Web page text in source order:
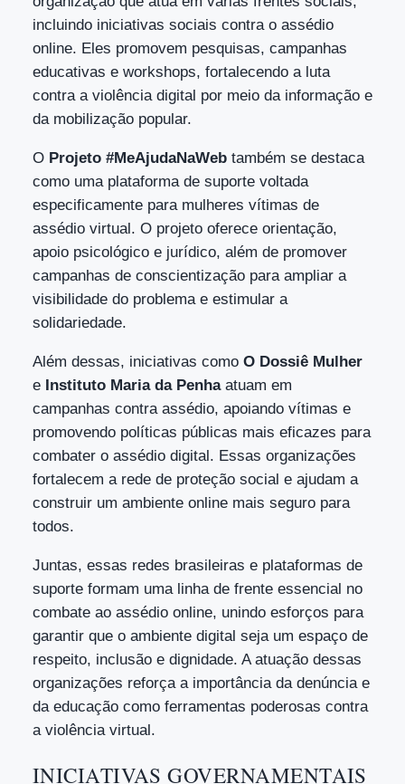
incluindo iniciativas sociais contra o assédio
online. Eles promovem pesquisas, campanhas
educativas e workshops, fortalecendo a luta
contra a violência digital por meio da informação e
da mobilização popular.
O Projeto #MeAjudaNaWebtambém se destaca
como uma plataforma de suporte voltada
especificamente para mulheres vítimas de
assédio virtual. O projeto oferece orientação,
apoio psicológico e jurídico, além de promover
campanhas de conscientização para ampliar a
visibilidade do problema e estimular a
solidariedade.
Além dessas, iniciativas como O Dossiê Mulher
e Instituto Maria da Penhaatuam em
campanhas contra assédio, apoiando vítimas e
promovendo políticas públicas mais eficazes para
combater o assédio digital. Essas organizações
fortalecem a rede de proteção social e ajudam a
construir um ambiente online mais seguro para
todos.
Juntas, essas redes brasileiras e plataformas de
suporte formam uma linha de frente essencial no
combate ao assédio online, unindo esforços para
garantir que o ambiente digital seja um espaço de
respeito, inclusão e dignidade. A atuação dessas
organizações reforça a importância da denúncia e
da educação como ferramentas poderosas contra
a violência virtual.
INICIATIVAS GOVERNAMENTAIS